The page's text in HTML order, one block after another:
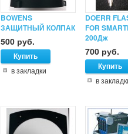
BOWENS
ЗАЩИТНЫЙ КОЛПАК
500 руб.
в закладки
DOERR
FOR
200Дж
700 руб.
в